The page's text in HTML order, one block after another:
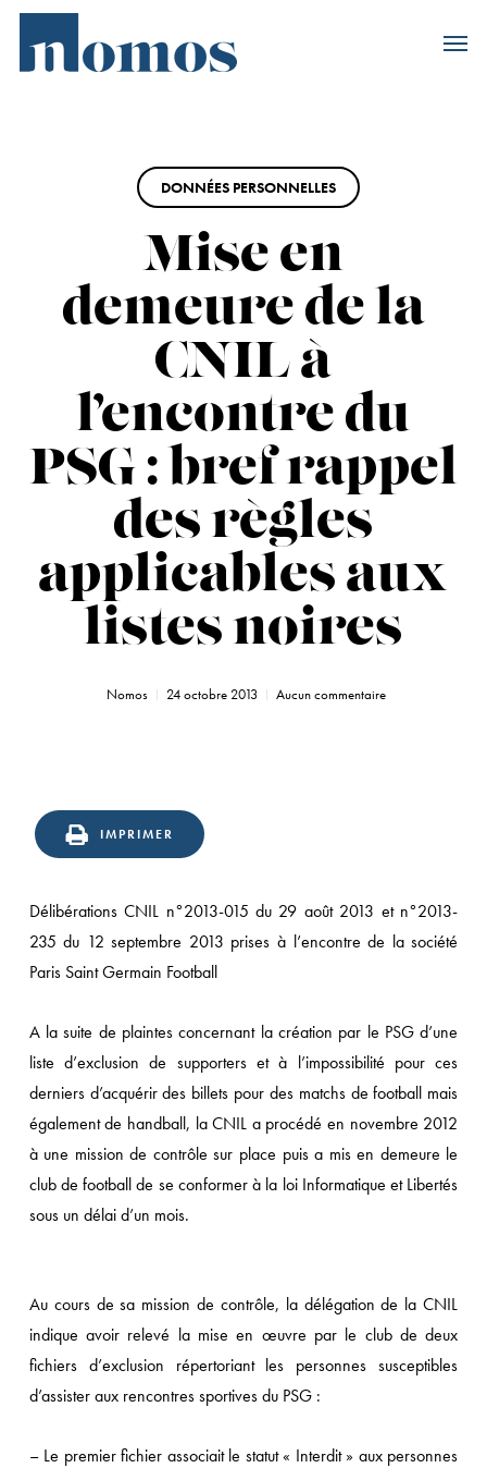
Skip
main
Accès rapide
DONNÉES PERSONNELLES
Mise en
demeure de la
CNIL à
l’encontre du
PSG : bref rappel
des règles
applicables aux
listes noires
Nomos 24 octobre 2013 Aucun commentaire
IMPRIMER
Délibérations CNIL n°2013-015 du 29 août 2013 et n°2013-
235 du 12 septembre 2013 prises à l’encontre de la société
Paris Saint Germain Football
A la suite de plaintes concernant la création par le PSG d’une
liste d’exclusion de supporters et à l’impossibilité pour ces
derniers d’acquérir des billets pour des matchs de football mais
également de handball, la CNIL a procédé en novembre 2012
à une mission de contrôle sur place puis a mis en demeure le
club de football de se conformer à la loi Informatique et Libertés
sous un délai d’un mois.
Au cours de sa mission de contrôle, la délégation de la CNIL
indique avoir relevé la mise en œuvre par le club de deux
fichiers d’exclusion répertoriant les personnes susceptibles
d’assister aux rencontres sportives du PSG :
– Le premier fichier associait le statut « Interdit » aux personnes